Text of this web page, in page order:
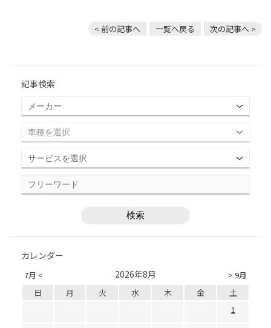
< 前の記事へ 一覧へ戻る 次の記事へ >
記事検索
カレンダー
7月 < > 9月
2026年8月
日 月 火 水 木 金
土
1